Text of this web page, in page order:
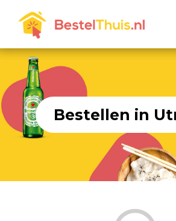
Bestellen in